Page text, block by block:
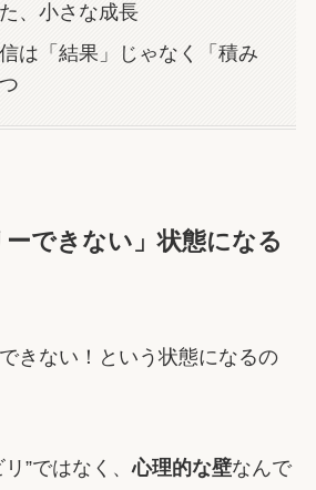
、小さな成長
は「結果」じゃなく「積み
できない」状態になる
きない！という状態になるの
”ではなく、心理的な壁なんで